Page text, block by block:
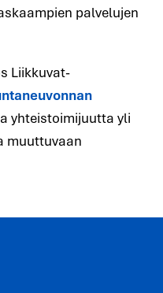
palvelujen
Liikkuvat-
yhteistoimijuutta yli
muuttuvaan